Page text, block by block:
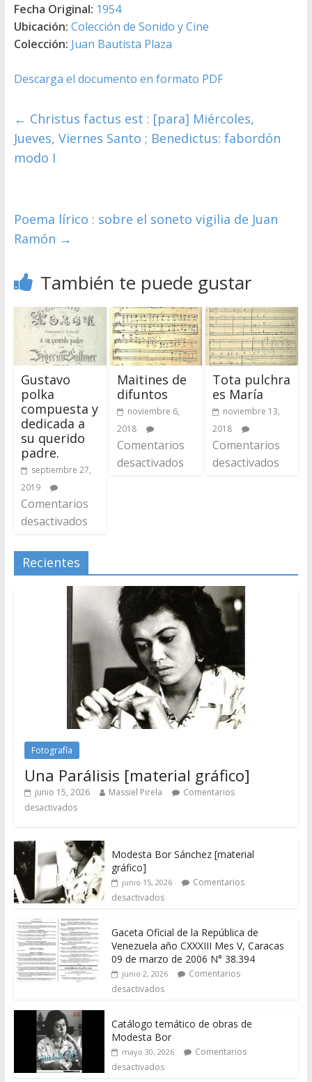
Fecha Original: 1954
Ubicación: Colección de Sonido y Cine
Colección: Juan Bautista Plaza
Descarga el documento en formato PDF
← Christus factus est : [para] Miércoles,
Jueves, Viernes Santo ; Benedictus: fabordón
modo I
Poema lírico : sobre el soneto vigilia de Juan
Ramón →
También te puede gustar
Gustavo
polka
compuesta y
dedicada a
su querido
padre.
septiembre 27,
2019
Comentarios
desactivados
Maitines de
difuntos
noviembre 6,
2018
Comentarios
desactivados
Tota pulchra
es María
noviembre 13,
2018
Comentarios
desactivados
Recientes
Fotografía
Una Parálisis [material gráfico]
junio 15, 2026 Massiel Pirela
Comentarios
desactivados
Modesta Bor Sánchez [material
gráfico]
junio 15, 2026
Comentarios
desactivados
Gaceta Oficial de la República de
Venezuela año CXXXIII Mes V, Caracas
09 de marzo de 2006 N° 38.394
junio 2, 2026
Comentarios
desactivados
Catálogo temático de obras de
Modesta Bor
mayo 30, 2026
Comentarios
desactivados